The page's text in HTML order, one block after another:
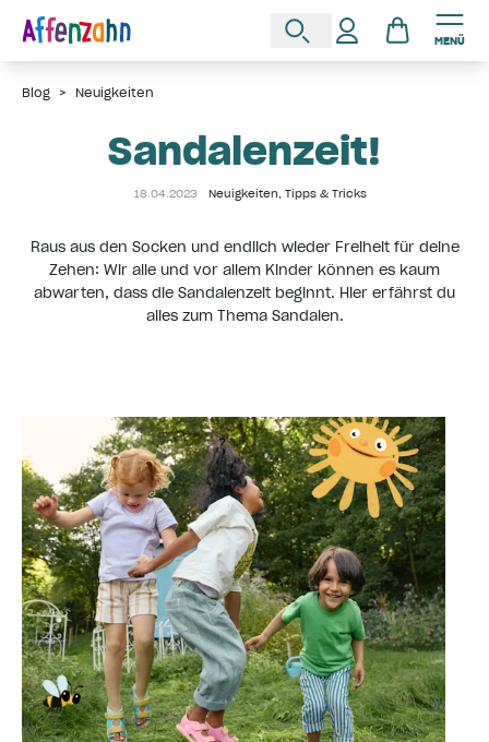
MENÜ
Blog > Neuigkeiten
Sandalenzeit!
18.04.2023 Neuigkeiten, Tipps & Tricks
Raus aus den Socken und endlich wieder Freiheit für deine
Zehen: Wir alle und vor allem Kinder können es kaum
abwarten, dass die Sandalenzeit beginnt. Hier erfährst du
alles zum Thema Sandalen.